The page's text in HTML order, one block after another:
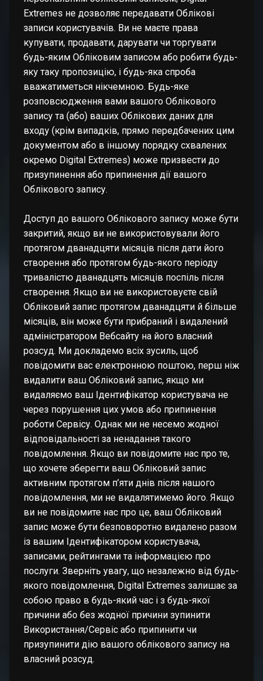
Extremes не дозволяє передавати Облікові
записи користувачів. Ви не маєте права
купувати, продавати, дарувати чи торгувати
будь-яким Обліковим записом або робити будь-
яку таку пропозицію, і будь-яка спроба
вважатиметься нікчемною. Будь-яке
розповсюдження вами вашого Облікового
запису та (або) ваших Облікових даних для
входу (крім випадків, прямо передбачених цим
документом або в іншому порядку схвалених
окремо Digital Extremes) може призвести до
призупинення або припинення дії вашого
Облікового запису.
Доступ до вашого Облікового запису може бути
закритий, якщо ви не використовували його
протягом дванадцяти місяців після дати його
створення або протягом будь-якого періоду
тривалістю дванадцять місяців поспіль після
створення. Якщо ви не використовуєте свій
Обліковий запис протягом дванадцяти й більше
місяців, він може бути прибраний і видалений
адміністратором Вебсайту на його власний
розсуд. Ми докладемо всіх зусиль, щоб
повідомити вас електронною поштою, перш ніж
видалити ваш Обліковий запис, якщо ми
видаляємо ваш Ідентифікатор користувача не
через порушення цих умов або припинення
роботи Сервісу. Однак ми не несемо жодної
відповідальності за ненадання такого
повідомлення. Якщо ви повідомите нас про те,
що хочете зберегти ваш Обліковий запис
активним протягом п’яти днів після нашого
повідомлення, ми не видалятимемо його. Якщо
ви не повідомите нас про це, ваш Обліковий
запис може бути безповоротно видалено разом
із вашим Ідентифікатором користувача,
записами, рейтингами та інформацією про
послуги. Зверніть увагу, що незалежно від будь-
якого повідомлення, Digital Extremes залишає за
собою право в будь-який час і з будь-якої
причини або без жодної причини зупинити
Використання/Сервіс або припинити чи
призупинити дію вашого облікового запису на
власний розсуд.